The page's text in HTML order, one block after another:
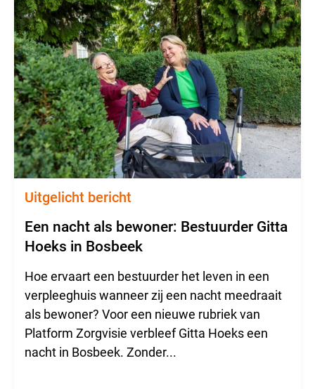
Uitgelicht bericht
Een nacht als bewoner: Bestuurder Gitta
Hoeks in Bosbeek
Hoe ervaart een bestuurder het leven in een
verpleeghuis wanneer zij een nacht meedraait
als bewoner? Voor een nieuwe rubriek van
Platform Zorgvisie verbleef Gitta Hoeks een
nacht in Bosbeek. Zonder...